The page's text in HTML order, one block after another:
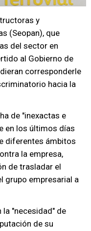
y
(Seopan), que
del sector en
al Gobierno de
corresponderle
hacia la
de "inexactas e
en los últimos días
diferentes ámbitos
la empresa,
de trasladar el
grupo empresarial a
la "necesidad" de
de su